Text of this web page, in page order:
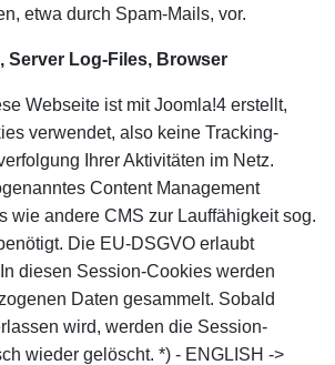
etwa durch Spam-Mails, vor.
Server Log-Files, Browser
Webseite ist mit Joomla!4 erstellt,
verwendet, also keine Tracking-
Ihrer Aktivitäten im Netz.
Content Management
wie andere CMS zur Lauffähigkeit sog.
Die EU-DSGVO erlaubt
diesen Session-Cookies werden
Daten gesammelt. Sobald
wird, werden die Session-
wieder gelöscht. *) - ENGLISH ->